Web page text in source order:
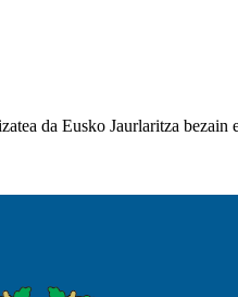
da Eusko Jaurlaritza